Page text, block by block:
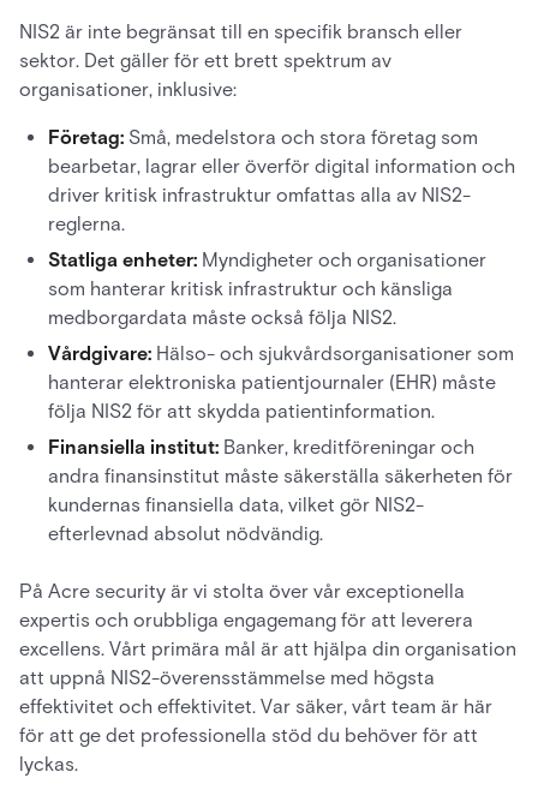
NIS2 är inte begränsat till en specifik bransch eller
sektor. Det gäller för ett brett spektrum av
organisationer, inklusive:
Företag: Små, medelstora och stora företag som
bearbetar, lagrar eller överför digital information och
driver kritisk infrastruktur omfattas alla av NIS2-
reglerna.
Statliga enheter: Myndigheter och organisationer
som hanterar kritisk infrastruktur och känsliga
medborgardata måste också följa NIS2.
Vårdgivare: Hälso- och sjukvårdsorganisationer som
hanterar elektroniska patientjournaler (EHR) måste
följa NIS2 för att skydda patientinformation.
Finansiella institut: Banker, kreditföreningar och
andra finansinstitut måste säkerställa säkerheten för
kundernas finansiella data, vilket gör NIS2-
efterlevnad absolut nödvändig.
På Acre security är vi stolta över vår exceptionella
expertis och orubbliga engagemang för att leverera
excellens. Vårt primära mål är att hjälpa din organisation
att uppnå NIS2-överensstämmelse med högsta
effektivitet och effektivitet. Var säker, vårt team är här
för att ge det professionella stöd du behöver för att
lyckas.